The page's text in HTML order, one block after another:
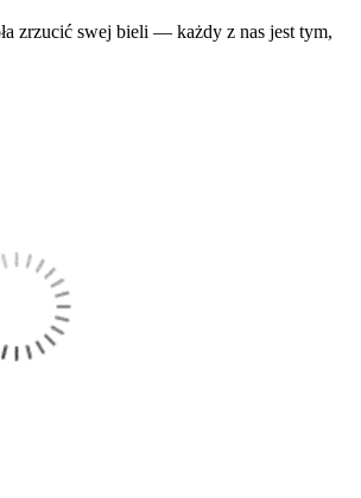
zrzucić swej bieli — każdy z nas jest tym,